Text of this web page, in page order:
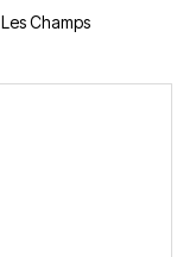
Les Champs